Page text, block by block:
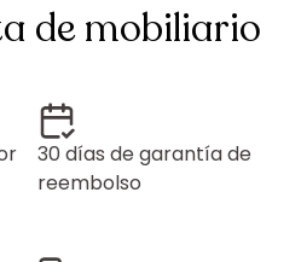
de mobiliario
30 días de garantía de
reembolso